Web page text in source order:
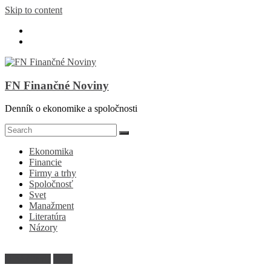
Skip to content
FN Finančné Noviny
Denník o ekonomike a spoločnosti
Ekonomika
Financie
Firmy a trhy
Spoločnosť
Svet
Manažment
Literatúra
Názory